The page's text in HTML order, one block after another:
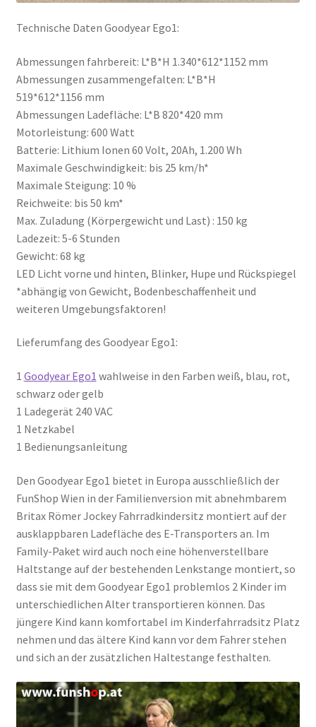
Technische Daten Goodyear Ego1:
Abmessungen fahrbereit: L*B*H 1.340*612*1152 mm
Abmessungen zusammengefalten: L*B*H
519*612*1156 mm
Abmessungen Ladefläche: L*B 820*420 mm
Motorleistung: 600 Watt
Batterie: Lithium Ionen 60 Volt, 20Ah, 1.200 Wh
Maximale Geschwindigkeit: bis 25 km/h*
Maximale Steigung: 10 %
Reichweite: bis 50 km*
Max. Zuladung (Körpergewicht und Last) : 150 kg
Ladezeit: 5-6 Stunden
Gewicht: 68 kg
LED Licht vorne und hinten, Blinker, Hupe und Rückspiegel
*abhängig von Gewicht, Bodenbeschaffenheit und
weiteren Umgebungsfaktoren!
Lieferumfang des Goodyear Ego1:
1 Goodyear Ego1 wahlweise in den Farben weiß, blau, rot,
schwarz oder gelb
1 Ladegerät 240 VAC
1 Netzkabel
1 Bedienungsanleitung
Den Goodyear Ego1 bietet in Europa ausschließlich der
FunShop Wien in der Familienversion mit abnehmbarem
Britax Römer Jockey Fahrradkindersitz montiert auf der
ausklappbaren Ladefläche des E-Transporters an. Im
Family-Paket wird auch noch eine höhenverstellbare
Haltstange auf der bestehenden Lenkstange montiert, so
dass sie mit dem Goodyear Ego1 problemlos 2 Kinder im
unterschiedlichen Alter transportieren können. Das
jüngere Kind kann komfortabel im Kinderfahrradsitz Platz
nehmen und das ältere Kind kann vor dem Fahrer stehen
und sich an der zusätzlichen Haltestange festhalten.